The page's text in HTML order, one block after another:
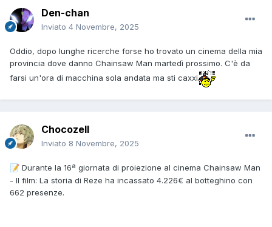
Den-chan
Inviato 4 Novembre, 2025
Oddio, dopo lunghe ricerche forse ho trovato un cinema della mia
provincia dove danno Chainsaw Man martedì prossimo. C'è da
farsi un'ora di macchina sola andata ma sti caxxi
Chocozell
Inviato 8 Novembre, 2025
📝 Durante la 16ª giornata di proiezione al cinema Chainsaw Man
- Il film: La storia di Reze ha incassato 4.226€ al botteghino con
662 presenze.